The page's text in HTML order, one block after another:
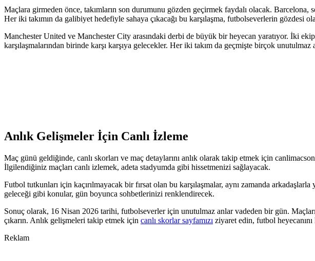
Maçlara girmeden önce, takımların son durumunu gözden geçirmek faydalı olacak.
Her iki takımın da galibiyet hedefiyle sahaya çıkacağı bu karşılaşma, futbolseverlerin gözdesi
Manchester United ve Manchester City arasındaki derbi de büyük bir heyecan yaratıyor. İki
karşılaşmalarından birinde karşı karşıya gelecekler. Her iki takım da geçmişte birçok unutulmaz
Anlık Gelişmeler İçin Canlı İzleme
Maç günü geldiğinde, canlı skorları ve maç detaylarını anlık olarak takip etmek için
İlgilendiğiniz maçları canlı izlemek, adeta stadyumda gibi hissetmenizi sağlayacak.
Futbol tutkunları için kaçırılmayacak bir fırsat olan bu karşılaşmalar, aynı zamanda
geleceği gibi konular, gün boyunca sohbetlerinizi renklendirecek.
Sonuç olarak, 16 Nisan 2026 tarihi, futbolseverler için unutulmaz anlar vadeden bir gün. Maçları
çıkarın. Anlık gelişmeleri takip etmek için canlı skorlar sayfamızı ziyaret edin, futbol heyecanını
Reklam